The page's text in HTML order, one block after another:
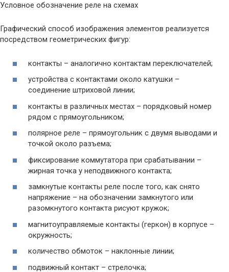
Условное обозначение реле на схемах
Графический способ изображения элементов реализуется
посредством геометрических фигур:
контакты – аналогично контактам переключателей;
устройства с контактами около катушки –
соединение штриховой линии;
контакты в различных местах – порядковый номер
рядом с прямоугольником;
полярное реле – прямоугольник с двумя выводами и
точкой около разъема;
фиксирование коммутатора при срабатывании –
жирная точка у неподвижного контакта;
замкнутые контакты реле после того, как снято
напряжение – на обозначении замкнутого или
разомкнутого контакта рисуют кружок;
магнитоуправляемые контакты (геркон) в корпусе –
окружность;
количество обмоток – наклонные линии;
подвижный контакт – стрелочка;